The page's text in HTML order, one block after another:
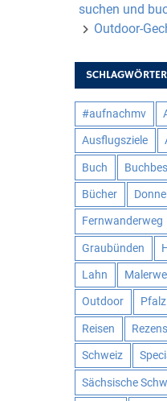
suchen und
Outdoor-
SCHLAGWÖRTER
#aufnachmv
Ausflugsziele
Buch
Bücher
Fernwanderweg
Graubünden
Lahn
Outdoor Pfalz
Reisen
Schweiz
Sächsische